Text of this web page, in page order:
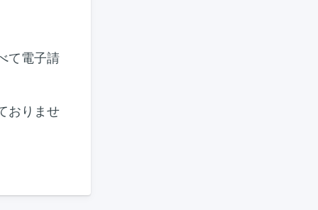
て電子請
おりませ